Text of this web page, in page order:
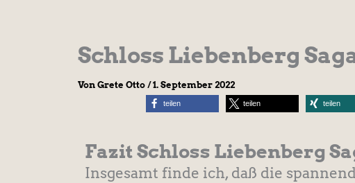
Schloss Liebenberg
Von Grete Otto /1. September 2022
teilen teilen teilen
Fazit Schloss Liebenberg
Insgesamt finde ich, daß die